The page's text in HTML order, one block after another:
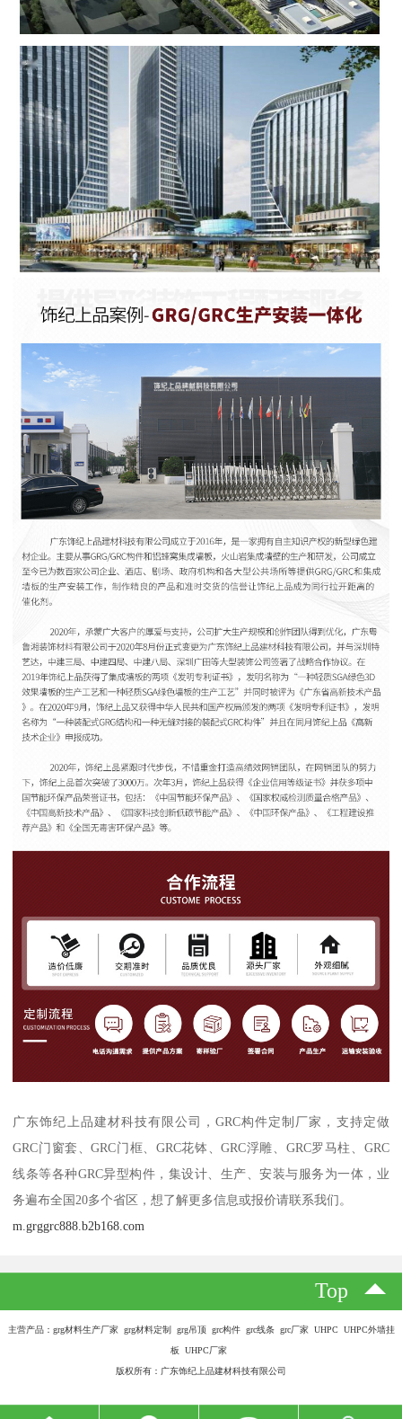
广东饰纪上品建材科技有限公司，GRC构件定制厂家，支持定做
GRC门窗套、GRC门框、GRC花钵、GRC浮雕、GRC罗马柱、GRC
线条等各种GRC异型构件，集设计、生产、安装与服务为一体，业
务遍布全国20多个省区，想了解更多信息或报价请联系我们。
m.grggrc888.b2b168.com
Top
主营产品：grg材料生产厂家 grg材料定制 grg吊顶 grc构件 grc线条 grc厂家 UHPC UHPC外墙挂
板 UHPC厂家
版权所有：广东饰纪上品建材科技有限公司